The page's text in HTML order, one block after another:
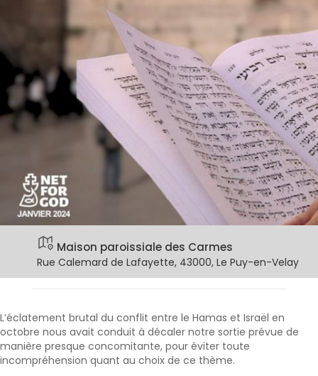
Maison paroissiale des Carmes
Rue Calemard de Lafayette, 43000, Le Puy-en-Velay
L’éclatement brutal du conflit entre le Hamas et Israël en
octobre nous avait conduit à décaler notre sortie prévue de
manière presque concomitante, pour éviter toute
incompréhension quant au choix de ce thème.